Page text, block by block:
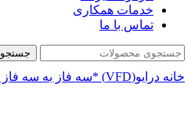
خدمات همکاری
تماس با ما
جستجو
خانه درایو(VFD) *سه فاز به سه فاز